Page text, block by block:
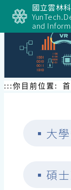
要
國立雲林
and
:::你目前位置:
▪ 大
▪ 碩